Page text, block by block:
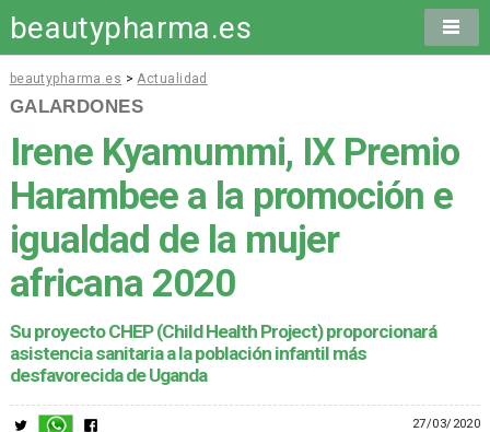
beautypharma.es
beautypharma.es >Actualidad
GALARDONES
Irene Kyamummi, IX Premio
Harambee a la promoción e
igualdad de la mujer
africana 2020
Su proyecto CHEP (Child Health Project) proporcionará
asistencia sanitaria a la población infantil más
desfavorecida de Uganda
27/03/2020